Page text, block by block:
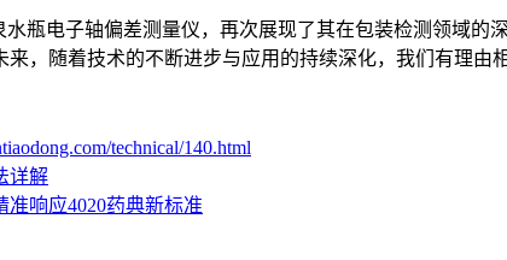
电子轴偏差测量仪，再次展现了其在包装检测领域的
，随着技术的不断进步与应用的持续深化，我们有理由
technical/140.html
详解
准响应4020药典新标准